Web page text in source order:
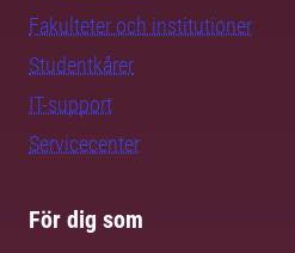
Fakulteter och institutioner
Studentkårer
IT-support
Servicecenter
För dig som